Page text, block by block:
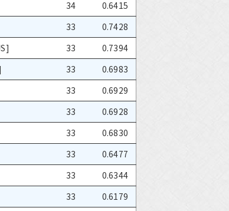
34
0.6415
33
0.7428
33
0.7394
33
0.6983
33
0.6929
33
0.6928
33
0.6830
33
0.6477
33
0.6344
33
0.6179